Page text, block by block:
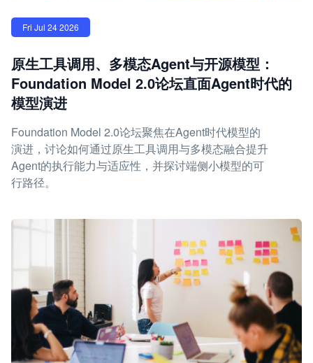
Fri Jul 24 2026
原生工具调用、多模态Agent与开源模型：
Foundation Model 2.0论坛直面Agent时代的
模型演进
Foundation Model 2.0论坛聚焦在Agent时代模型的
演进，讨论如何通过原生工具调用与多模态融合提升
Agent的执行能力与适应性，并探讨端侧小模型的可
行路径。